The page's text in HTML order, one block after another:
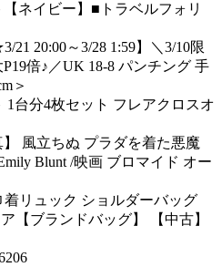
ネイビー】■トラベルフォリ
21 20:00～3/28 1:59】＼3/10限
倍♪／UK 18-8 パンチング 手
＞
1台分4枚セット フレアクロスオ
】 風立ちぬ プラダを着た悪魔
Blunt /映画 ブロマイド オー
リュック ショルダーバッグ
【ブランドバッグ】 【中古】